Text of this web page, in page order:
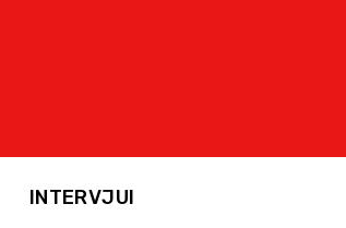
INTERVJUI